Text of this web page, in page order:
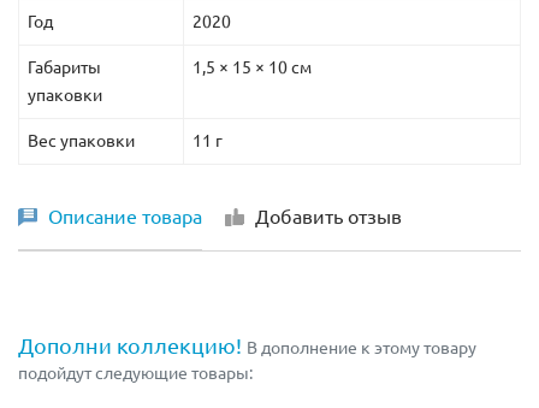
Год 2020
Габариты
упаковки
1,5 × 15 × 10 см
Вес упаковки 11 г
Описание товара Добавить отзыв
Дополни коллекцию! В дополнение к этому товару
подойдут следующие товары: